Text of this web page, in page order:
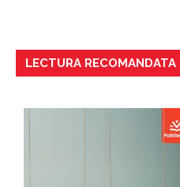
LECTURA RECOMANDATA